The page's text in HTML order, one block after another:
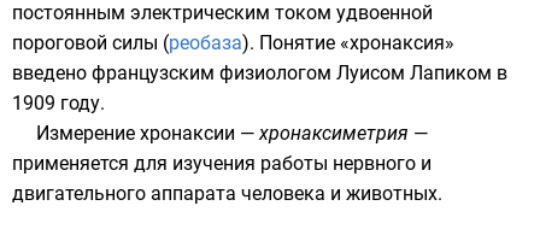
постоянным электрическим током удвоенной
пороговой силы (реобаза). Понятие «хронаксия»
введено французским физиологом Луисом Лапиком в
1909 году.
Измерение хронаксии —хронаксиметрия —
применяется для изучения работы нервного и
двигательного аппарата человека и животных.